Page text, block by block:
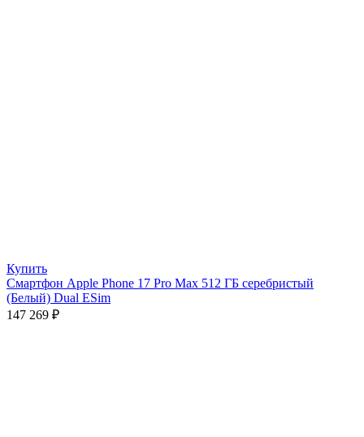
Купить
Смартфон Apple Phone 17 Pro Max 512 ГБ серебристый
(Белый) Dual ESim
147 269 ₽